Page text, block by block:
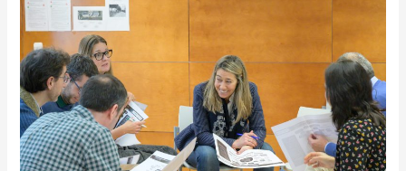
Conversando
en
Barakaldo,
celebramos
el
tercer
encuentro
del